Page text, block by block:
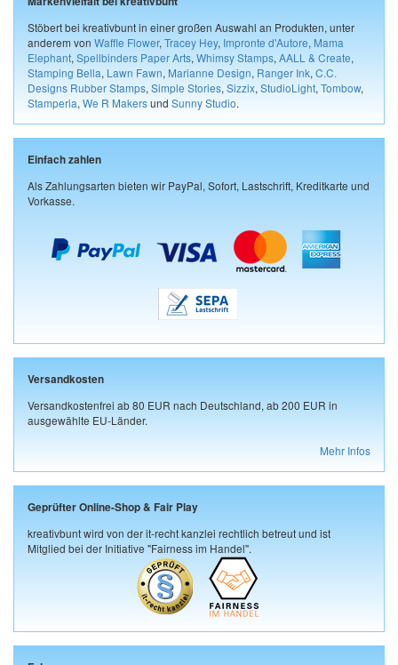
Stöbert bei kreativbunt in einer großen Auswahl an Produkten, unter
anderem von Waffle Flower, Tracey Hey, Impronte d'Autore, Mama
Elephant, Spellbinders Paper Arts, Whimsy Stamps, AALL & Create,
Stamping Bella, Lawn Fawn, Marianne Design, Ranger Ink, C.C.
Designs Rubber Stamps, Simple Stories, Sizzix, StudioLight, Tombow,
Stamperia, We R Makersund Sunny Studio.
Einfach zahlen
Als Zahlungsarten bieten wir PayPal, Sofort, Lastschrift, Kreditkarte und
Vorkasse.
Versandkosten
Versandkostenfrei ab 80 EUR nach Deutschland, ab 200 EUR in
ausgewählte EU-Länder.
Mehr Infos
Geprüfter Online-Shop & Fair Play
kreativbunt wird von der it-recht kanzlei rechtlich betreut und ist
Mitglied bei der Initiative "Fairness im Handel".